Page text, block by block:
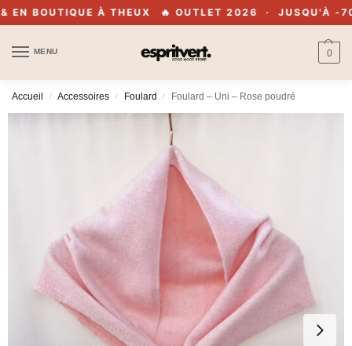
BOUTIQUE À THEUX 🔥 OUTLET 2026 · JUSQU'À -70%
MENU 0
Accueil / Accessoires / Foulard / Foulard – Uni – Rose poudré